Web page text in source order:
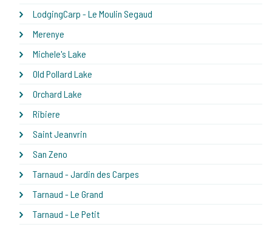
LodgingCarp - Le Moulin Segaud
Merenye
Michele's Lake
Old Pollard Lake
Orchard Lake
Ribiere
Saint Jeanvrin
San Zeno
Tarnaud - Jardin des Carpes
Tarnaud - Le Grand
Tarnaud - Le Petit